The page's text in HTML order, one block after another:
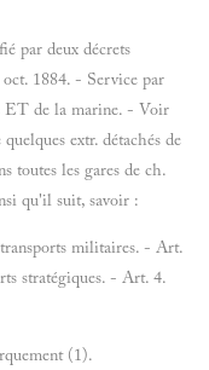
par deux décrets
1884. - Service par
ET de la marine. - Voir
extr. détachés de
toutes les gares de ch.
qu'il suit, savoir :
militaires. - Art.
stratégiques. - Art. 4.
(1).